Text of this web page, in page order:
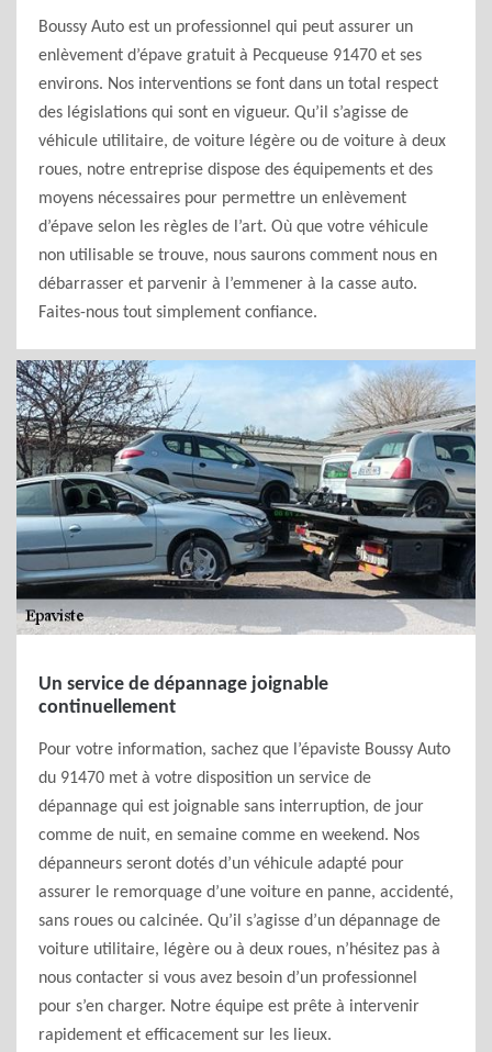
Boussy Auto est un professionnel qui peut assurer un
enlèvement d’épave gratuit à Pecqueuse 91470 et ses
environs. Nos interventions se font dans un total respect
des législations qui sont en vigueur. Qu’il s’agisse de
véhicule utilitaire, de voiture légère ou de voiture à deux
roues, notre entreprise dispose des équipements et des
moyens nécessaires pour permettre un enlèvement
d’épave selon les règles de l’art. Où que votre véhicule
non utilisable se trouve, nous saurons comment nous en
débarrasser et parvenir à l’emmener à la casse auto.
Faites-nous tout simplement confiance.
Un service de dépannage joignable
continuellement
Pour votre information, sachez que l’épaviste Boussy Auto
du 91470 met à votre disposition un service de
dépannage qui est joignable sans interruption, de jour
comme de nuit, en semaine comme en weekend. Nos
dépanneurs seront dotés d’un véhicule adapté pour
assurer le remorquage d’une voiture en panne, accidenté,
sans roues ou calcinée. Qu’il s’agisse d’un dépannage de
voiture utilitaire, légère ou à deux roues, n’hésitez pas à
nous contacter si vous avez besoin d’un professionnel
pour s’en charger. Notre équipe est prête à intervenir
rapidement et efficacement sur les lieux.